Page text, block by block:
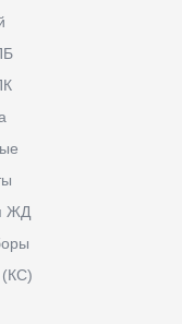
ЖД
(КС)